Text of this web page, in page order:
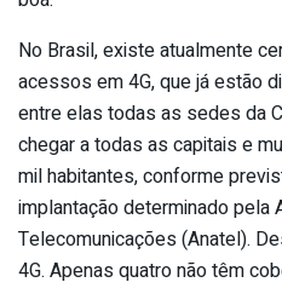
No Brasil, existe atualmente
acessos em 4G, que já estão
entre elas todas as sedes da
chegar a todas as capitais e
mil habitantes, conforme
implantação determinado pela
Telecomunicações (Anatel).
4G. Apenas quatro não têm